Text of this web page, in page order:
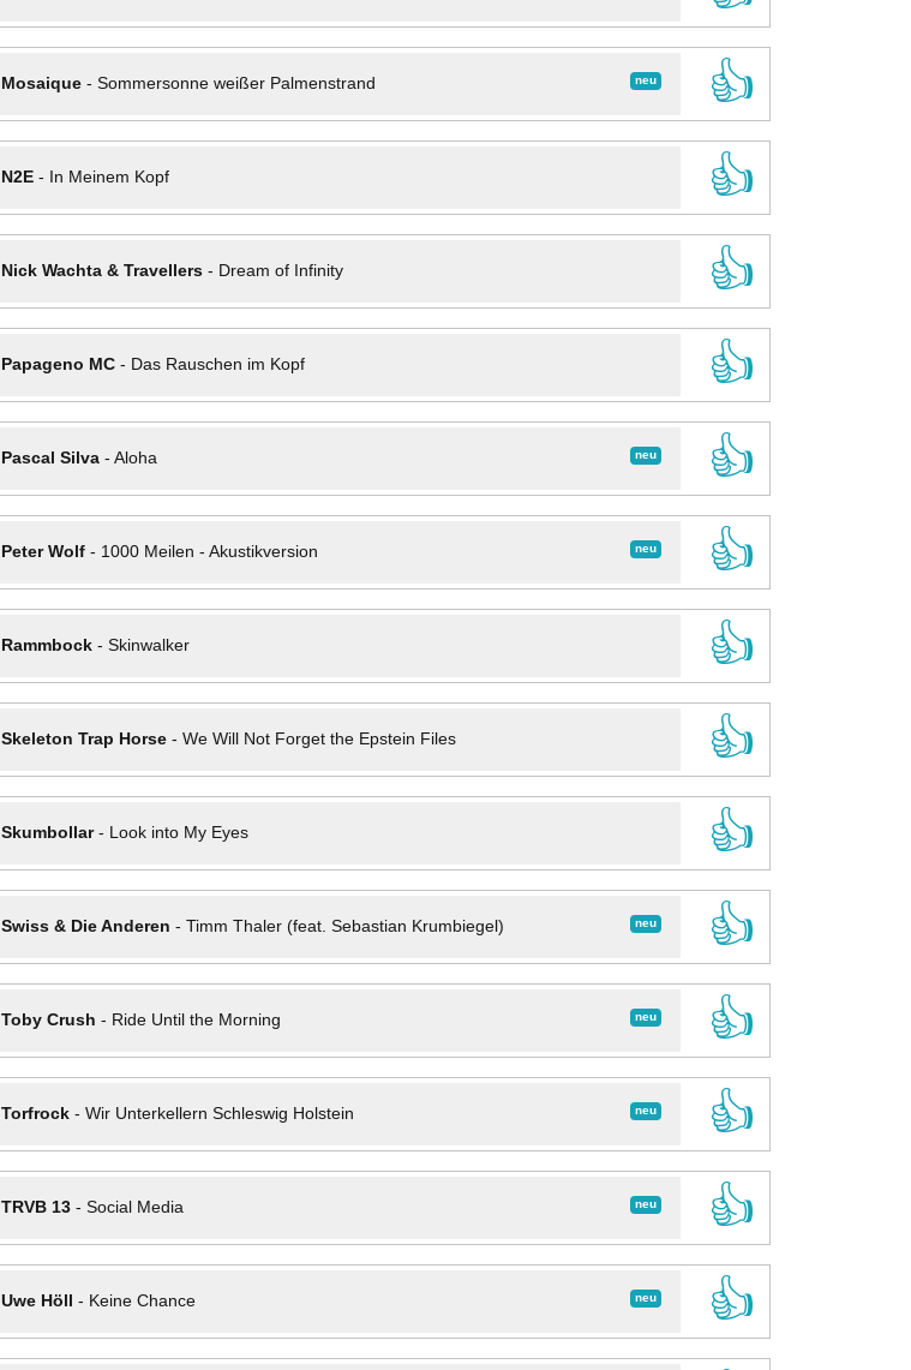
neu
Mosaique- Sommersonne weißer Palmenstrand
👍
N2E- In Meinem Kopf
👍
Nick Wachta & Travellers- Dream of Infinity
👍
Papageno MC- Das Rauschen im Kopf
👍
neu
Pascal Silva- Aloha
👍
neu
Peter Wolf- 1000 Meilen - Akustikversion
👍
Rammbock- Skinwalker
👍
Skeleton Trap Horse- We Will Not Forget the Epstein Files
👍
Skumbollar- Look into My Eyes
👍
neu
Swiss & Die Anderen - Timm Thaler (feat. Sebastian Krumbiegel)
👍
neu
Toby Crush - Ride Until the Morning
👍
neu
Torfrock- Wir Unterkellern Schleswig Holstein
👍
neu
TRVB 13- Social Media
👍
neu
Uwe Höll - Keine Chance
👍